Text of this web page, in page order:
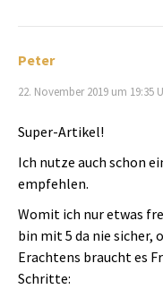
Peter
22. November 2019 um 19:35
Super-Artikel!
Ich nutze auch schon
empfehlen.
Womit ich nur etwas
bin mit 5 da nie sicher,
Erachtens braucht es
Schritte: